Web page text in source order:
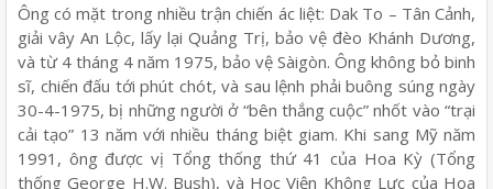
Ông có mặt trong nhiều trận chiến ác liệt: Dak To – Tân Cảnh,
giải vây An Lộc, lấy lại Quảng Trị, bảo vệ đèo Khánh Dương,
và từ 4 tháng 4 năm 1975, bảo vệ Sàigòn. Ông không bỏ binh
sĩ, chiến đấu tới phút chót, và sau lệnh phải buông súng ngày
30-4-1975, bị những người ở “bên thắng cuộc” nhốt vào “trại
cải tạo” 13 năm với nhiều tháng biệt giam. Khi sang Mỹ năm
1991, ông được vị Tổng thống thứ 41 của Hoa Kỳ (Tổng
thống George H.W. Bush), và Học Viện Không Lực của Hoa